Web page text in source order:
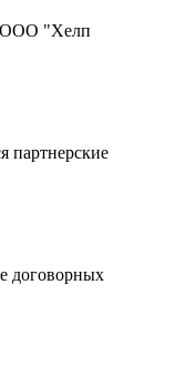
ООО "Хелп
партнерские
договорных